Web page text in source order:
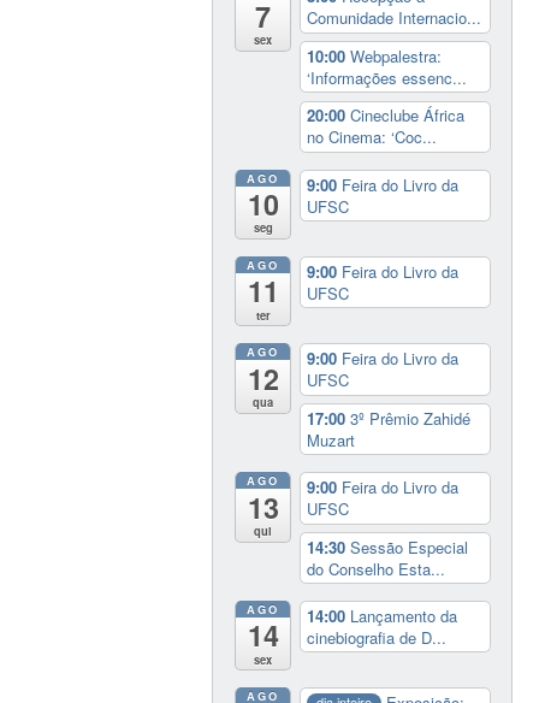
7
sex
Comunidade Internacio...
10:00Webpalestra:
‘Informações essenc...
20:00Cineclube África
no Cinema: ‘Coc...
AGO
10
seg
9:00 Feira do Livro da
UFSC
AGO
11
ter
9:00 Feira do Livro da
UFSC
AGO
12
qua
9:00 Feira do Livro da
UFSC
17:003º Prêmio Zahidé
Muzart
AGO
13
qui
9:00 Feira do Livro da
UFSC
14:30Sessão Especial
do Conselho Esta...
AGO
14
sex
14:00 Lançamento da
cinebiografia de D...
AGO